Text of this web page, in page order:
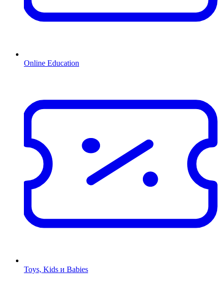
Online Education
Toys, Kids и Babies